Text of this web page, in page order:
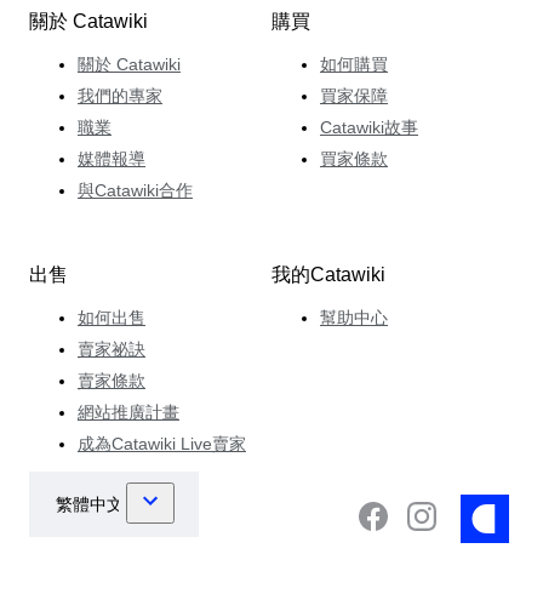
關於 Catawiki
關於 Catawiki
我們的專家
職業
媒體報導
與Catawiki合作
購買
如何購買
買家保障
Catawiki故事
買家條款
出售
如何出售
賣家祕訣
賣家條款
網站推廣計畫
成為Catawiki Live賣家
我的Catawiki
幫助中心